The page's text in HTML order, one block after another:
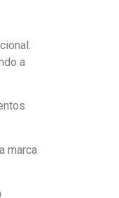
a
marca